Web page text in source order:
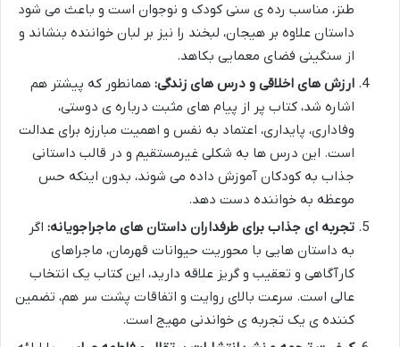
طنز، مناسب رده ی سنی کودک و نوجوان است و باعث می شود
داستان علاوه بر هیجان، لبخند را نیز بر لبان خواننده بنشاند و
از سنگینی فضای معمایی بکاهد.
ارزش های اخلاقی و درس های زندگی: همانطور که پیشتر هم
اشاره شد، کتاب پر از پیام های مثبت درباره ی دوستی،
وفاداری، پایداری، اعتماد به نفس و اهمیت مبارزه برای عدالت
است. این درس ها به شکلی غیرمستقیم و در قالب داستانی
جذاب به کودکان آموزش داده می شوند، بدون اینکه حس
موعظه به خواننده دست دهد.
تجربه ای جذاب برای طرفداران داستان های ماجراجویانه: اگر
به داستان هایی با محوریت حیوانات قهرمان، ماجراهای
کارآگاهی و تعقیب و گریز علاقه دارید، این کتاب یک انتخاب
عالی است. سرعت بالای روایت و اتفاقات پشت سر هم، تضمین
کننده ی یک تجربه ی خواندنی مهیج است.